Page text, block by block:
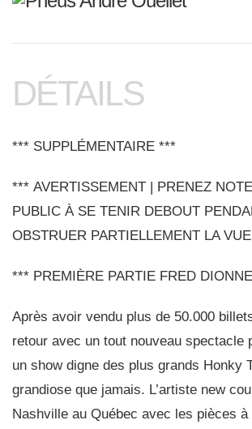
DÉTAILS
*** SUPPLÉMENTAIRE ***
*** AVERTISSEMENT | PRENEZ
PUBLIC À SE TENIR DEBOUT
OBSTRUER PARTIELLEMENT LA
*** PREMIÈRE PARTIE FRED
Après avoir vendu plus de 50.000
retour avec un tout nouveau spectacle
un show digne des plus grands Honky
grandiose que jamais. L’artiste new
Nashville au Québec avec les pièces